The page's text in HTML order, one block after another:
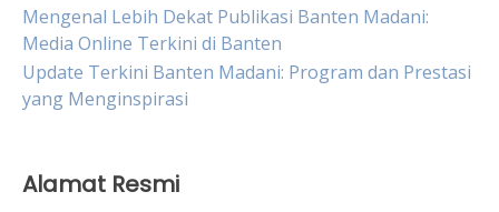
Mengenal Lebih Dekat Publikasi Banten Madani:
Media Online Terkini di Banten
Update Terkini Banten Madani: Program dan Prestasi
yang Menginspirasi
Alamat Resmi